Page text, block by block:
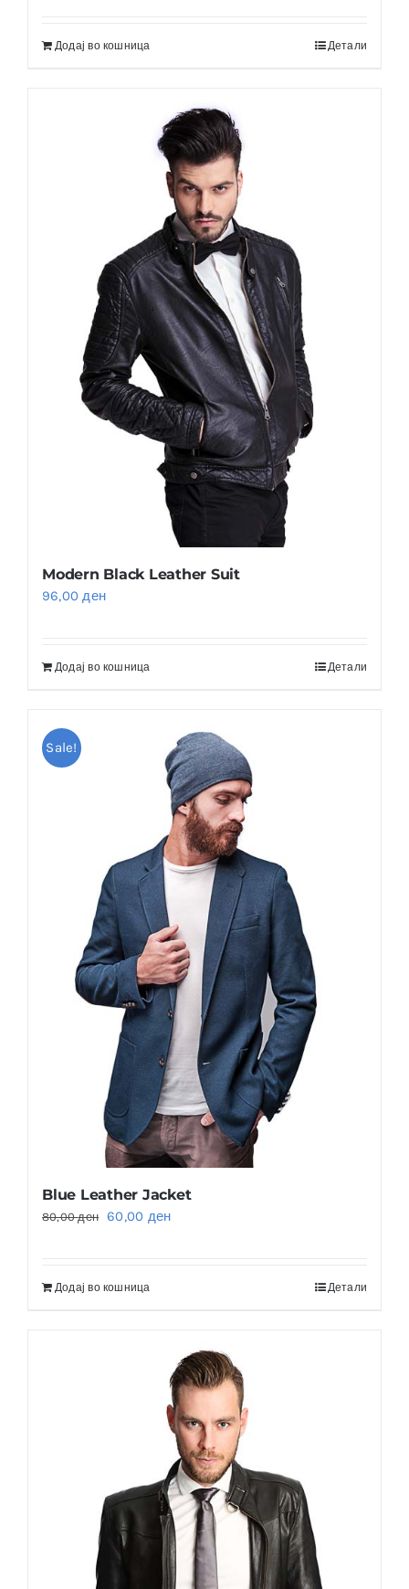
Додај во кошница Детали
Modern Black Leather Suit
96,00 ден
Додај во кошница Детали
Sale!
Blue Leather Jacket
80,00ден Original
80,00 ден.
60,00 денCurrent
Додај во кошница Детали